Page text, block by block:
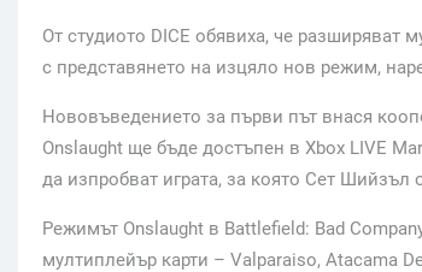
От студиото DICE обявиха, че разширяват
с представянето на изцяло нов режим,
Нововъведението за първи път внася
Onslaught ще бъде достъпен в Xbox LIVE
да изпробват играта, за която Сет Шийзъл
Режимът Onslaught в Battlefield: Bad
мултиплейър карти – Valparaiso, Atacama